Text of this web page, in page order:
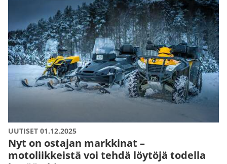
UUTISET 01.12.2025
Nyt on ostajan markkinat –
motoliikkeistä voi tehdä löytöjä todella